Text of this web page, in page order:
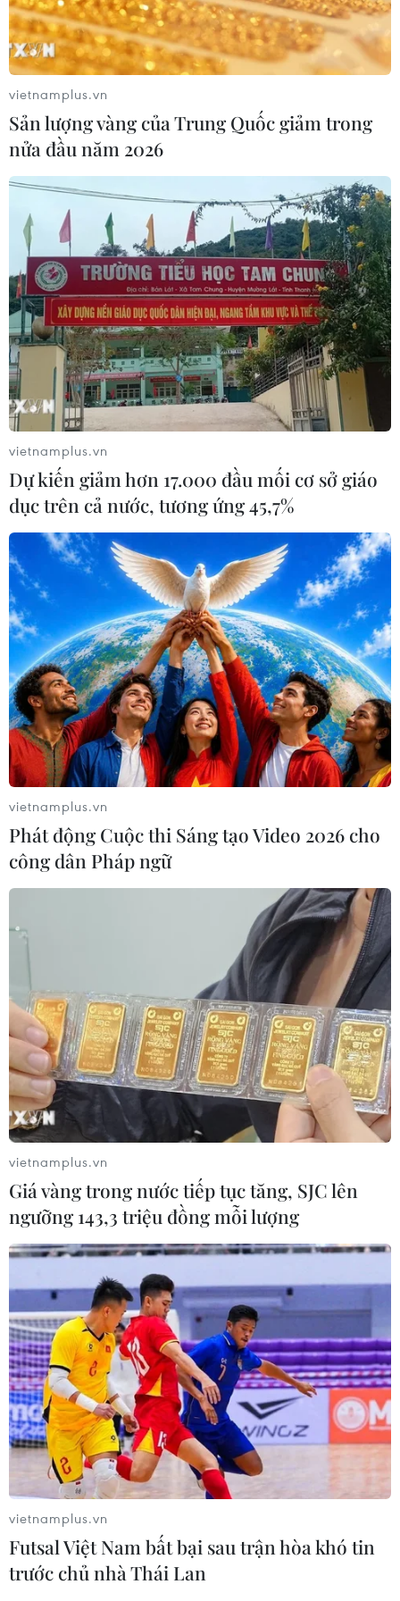
Đại lễ cầu siêu tưởng niệm tri ân anh hùng
liệt sỹ Lào-Việt Nam
09/12/2019 14:56
Tổ quốc và nhân dân hai nước Việt Nam-Lào đời đời
ghi nhớ công ơn to lớn của các anh hùng liệt sỹ hy sinh
cho quê hương, đất nước, cho nền độc lập, tự do, hạnh
phúc của hai quốc gia, hai dân tộc.
Dâng hương tưởng nhớ liệt sĩ quân tình
nguyện VN hy sinh tại Campuchia
Để thể hiện lòng biết ơn vô hạn, các đoàn đã dành một
phút tưởng niệm các anh hùng liệt sỹ quân tình nguyện
Việt Nam hy sinh tại Campuchia trong các thời kỳ chiến
tranh.
Bộ đội tình nguyện Việt Nam hoàn thành
xuất sắc giúp đỡ cách mạng Lào
17/12/2019 08:42
Bộ trưởng Bộ Quốc phòng Lào Chansamone Chanyalath
khẳng định mọi thành quả cách mạng Lào đều có sự
giúp đỡ to lớn, quý báu, chí nghĩa chí tình của Đảng,
Nhà nước và Quân đội Việt Nam.
vietnamplus.vn
Sản lượng vàng của Trung Quốc giảm trong
nửa đầu năm 2026
vietnamplus.vn
Dự kiến giảm hơn 17.000 đầu mối cơ sở giáo
dục trên cả nước, tương ứng 45,7%
vietnamplus.vn
Phát động Cuộc thi Sáng tạo Video 2026 cho
công dân Pháp ngữ
vietnamplus.vn
Giá vàng trong nước tiếp tục tăng, SJC lên
ngưỡng 143,3 triệu đồng mỗi lượng
vietnamplus.vn
Futsal Việt Nam bất bại sau trận hòa khó tin
trước chủ nhà Thái Lan